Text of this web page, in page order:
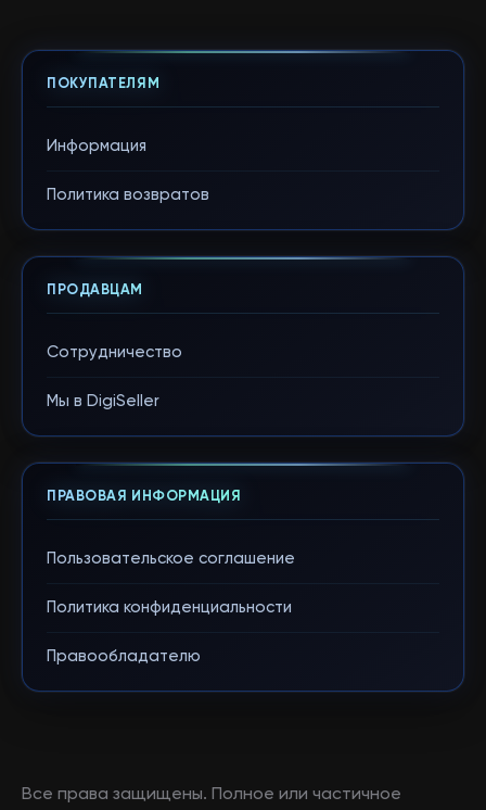
ПОКУПАТЕЛЯМ
Информация
Политика возвратов
ПРОДАВЦАМ
Сотрудничество
Мы в DigiSeller
ПРАВОВАЯ ИНФОРМАЦИЯ
Пользовательское соглашение
Политика конфиденциальности
Правообладателю
Все права защищены. Полное или частичное